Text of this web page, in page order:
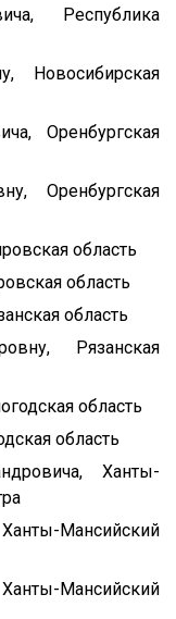
Республика
Новосибирская
Оренбургская
Оренбургская
область
область
область
Рязанская
область
область
Ханты-
Мансийский
Мансийский